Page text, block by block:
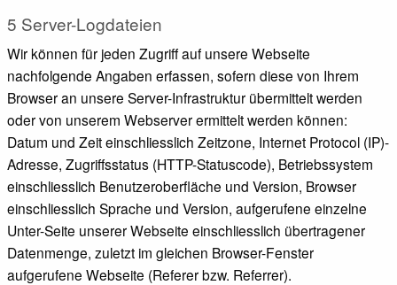
5 Server-Logdateien
Wir können für jeden Zugriff auf unsere Webseite
nachfolgende Angaben erfassen, sofern diese von Ihrem
Browser an unsere Server-Infrastruktur übermittelt werden
oder von unserem Webserver ermittelt werden können:
Datum und Zeit einschliesslich Zeitzone, Internet Protocol (IP)-
Adresse, Zugriffsstatus (HTTP-Statuscode), Betriebssystem
einschliesslich Benutzeroberfläche und Version, Browser
einschliesslich Sprache und Version, aufgerufene einzelne
Unter-Seite unserer Webseite einschliesslich übertragener
Datenmenge, zuletzt im gleichen Browser-Fenster
aufgerufene Webseite (Referer bzw. Referrer).